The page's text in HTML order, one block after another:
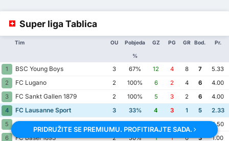
Super liga Tablica
Tim OU Pobjeda
%
GZ PG GR Bod. Pr.
1 BSC Young Boys 3 67% 12 4 8 7
5.33
2
FC Lugano 2 100% 6 2 4 6
4.00
3
FC Sankt Gallen 1879 2 100% 5 3 2 6
4.00
4
FC Lausanne Sport 3 33% 4 3 1 5
2.33
5
FC Sion
4.50
6
FC Basel 1893 2 50% 1 1 0 3 1.00
PRIDRUŽITE SE PREMIUMU. PROFITIRAJTE SADA.